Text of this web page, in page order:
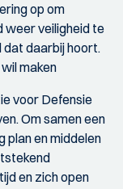
op om
weer veiligheid te
dat daarbij hoort.
maken
voor Defensie
Om samen een
plan en middelen
en zich open